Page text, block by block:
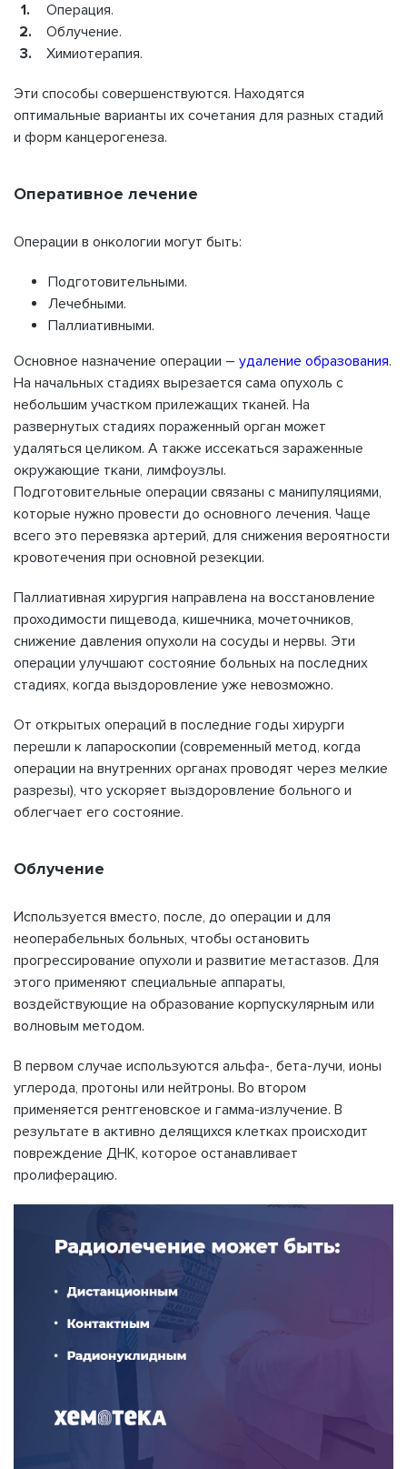
Операция.
Облучение.
Химиотерапия.
Эти способы совершенствуются. Находятся
оптимальные варианты их сочетания для разных стадий
и форм канцерогенеза.
Оперативное лечение
Операции в онкологии могут быть:
Подготовительными.
Лечебными.
Паллиативными.
Основное назначение операции – удаление образования.
На начальных стадиях вырезается сама опухоль с
небольшим участком прилежащих тканей. На
развернутых стадиях пораженный орган может
удаляться целиком. А также иссекаться зараженные
окружающие ткани, лимфоузлы.
Подготовительные операции связаны с манипуляциями,
которые нужно провести до основного лечения. Чаще
всего это перевязка артерий, для снижения вероятности
кровотечения при основной резекции.
Паллиативная хирургия направлена на восстановление
проходимости пищевода, кишечника, мочеточников,
снижение давления опухоли на сосуды и нервы. Эти
операции улучшают состояние больных на последних
стадиях, когда выздоровление уже невозможно.
От открытых операций в последние годы хирурги
перешли к лапароскопии (современный метод, когда
операции на внутренних органах проводят через мелкие
разрезы), что ускоряет выздоровление больного и
облегчает его состояние.
Облучение
Используется вместо, после, до операции и для
неоперабельных больных, чтобы остановить
прогрессирование опухоли и развитие метастазов. Для
этого применяют специальные аппараты,
воздействующие на образование корпускулярным или
волновым методом.
В первом случае используются альфа-, бета-лучи, ионы
углерода, протоны или нейтроны. Во втором
применяется рентгеновское и гамма-излучение. В
результате в активно делящихся клетках происходит
повреждение ДНК, которое останавливает
пролиферацию.